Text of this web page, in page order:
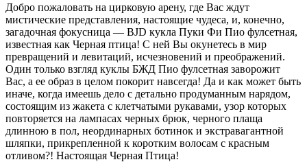
Добро пожаловать на цирковую арену, где Вас ждут
мистические представления, настоящие чудеса, и, конечно,
загадочная фокусница — BJD кукла Пуки Фи Пио фулсетная,
известная как Черная птица! С ней Вы окунетесь в мир
превращений и левитаций, исчезновений и преображений.
Один только взгляд куклы БЖД Пио фулсетная заворожит
Вас, а ее образ в целом покорит навсегда! Да и как может быть
иначе, когда имеешь дело с детально продуманным нарядом,
состоящим из жакета с клетчатыми рукавами, узор которых
повторяется на лампасах черных брюк, черного плаща
длинною в пол, неординарных ботинок и экстравагантной
шляпки, прикрепленной к коротким волосам с красным
отливом?! Настоящая Черная Птица!